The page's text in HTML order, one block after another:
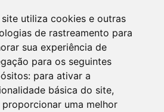
site utiliza cookies e outras
de rastreamento para
sua experiência de
para os seguintes
para ativar a
básica do site,
proporcionar uma melhor
ILUMINAÇÃO PÚBLICA
TI